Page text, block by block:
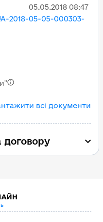
2018-05-05-000303-
всі документи
05.05.2018 08:47